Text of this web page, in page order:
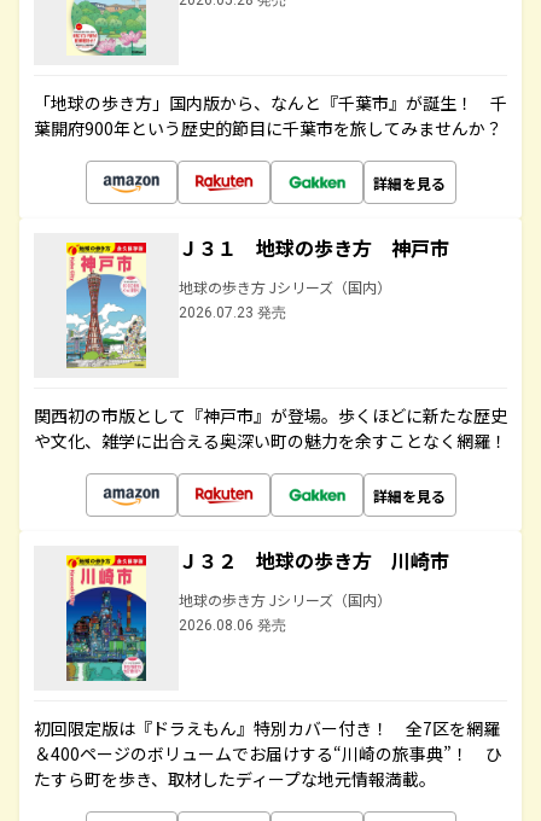
「地球の歩き方」国内版から、なんと『千葉市』が誕生！ 千
葉開府900年という歴史的節目に千葉市を旅してみませんか？
詳細を見る
Ｊ３１ 地球の歩き方 神戸市
地球の歩き方 Jシリーズ（国内）
2026.07.23 発売
関西初の市版として『神戸市』が登場。歩くほどに新たな歴史
や文化、雑学に出合える奥深い町の魅力を余すことなく網羅！
詳細を見る
Ｊ３２ 地球の歩き方 川崎市
地球の歩き方 Jシリーズ（国内）
2026.08.06 発売
初回限定版は『ドラえもん』特別カバー付き！ 全7区を網羅
＆400ページのボリュームでお届けする“川崎の旅事典”！ ひ
たすら町を歩き、取材したディープな地元情報満載。